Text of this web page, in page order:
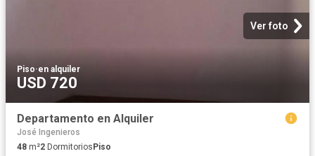
Ver foto
Piso·en alquiler
USD 720
Departamento en Alquiler
José Ingenieros
48 m²2 Dormitorios Piso